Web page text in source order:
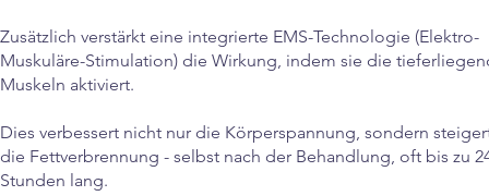
Zusätzlich verstärkt eine integrierte EMS-Technologie (Elektro-
Muskuläre-Stimulation) die Wirkung, indem sie die
Muskeln aktiviert.
Dies verbessert nicht nur die Körperspannung, sondern
die Fettverbrennung - selbst nach der Behandlung, oft bis zu
Stunden lang.